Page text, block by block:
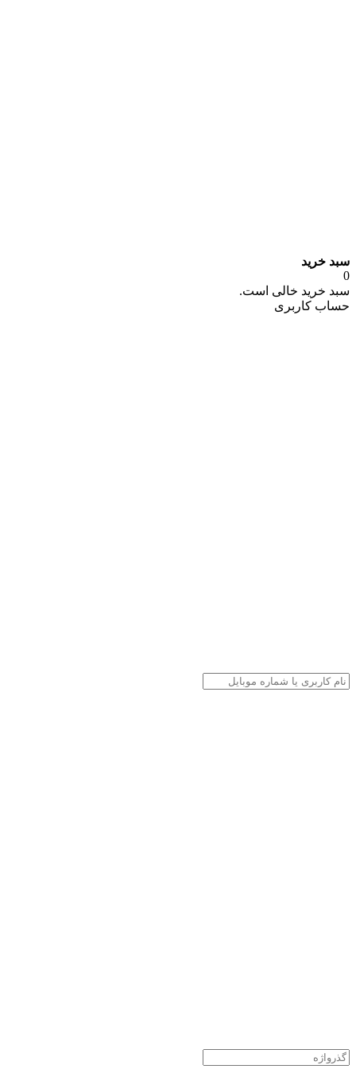
سبد خرید
0
سبد خرید خالی است.
حساب کاربری